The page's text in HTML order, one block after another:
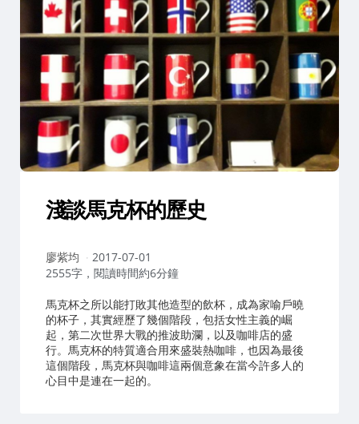
淺談馬克杯的歷史
作
者：
廖紫均
2017-07-01
2555字，閱讀時間約6分鐘
馬克杯之所以能打敗其他造型的飲杯，成為家喻戶曉
的杯子，其實經歷了幾個階段，包括女性主義的崛
起，第二次世界大戰的推波助瀾，以及咖啡店的盛
行。馬克杯的特質適合用來盛裝熱咖啡，也因為最後
這個階段，馬克杯與咖啡這兩個意象在當今許多人的
心目中是連在一起的。